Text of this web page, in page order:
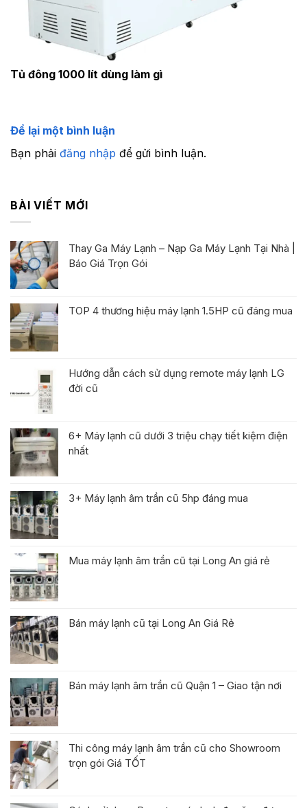
Tủ đông 1000 lít dùng làm gì
Để lại một bình luận
Bạn phải đăng nhập để gửi bình luận.
BÀI VIẾT MỚI
Thay Ga Máy Lạnh – Nạp Ga Máy Lạnh Tại Nhà |
Báo Giá Trọn Gói
TOP 4 thương hiệu máy lạnh 1.5HP cũ đáng mua
Hướng dẫn cách sử dụng remote máy lạnh LG
đời cũ
6+ Máy lạnh cũ dưới 3 triệu chạy tiết kiệm điện
nhất
3+ Máy lạnh âm trần cũ 5hp đáng mua
Mua máy lạnh âm trần cũ tại Long An giá rẻ
Bán máy lạnh cũ tại Long An Giá Rẻ
Bán máy lạnh âm trần cũ Quận 1 – Giao tận nơi
Thi công máy lạnh âm trần cũ cho Showroom
trọn gói Giá TỐT